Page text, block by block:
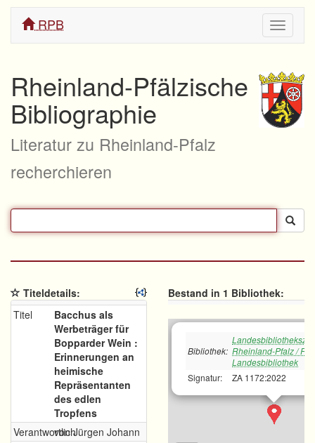
ein/
RPB
Rheinland-Pfälzische
Bibliographie
Literatur zu Rheinland-Pfalz
recherchieren
Titeldetails:
Titel
Bacchus als
Werbeträger für
Bopparder Wein :
Erinnerungen an
heimische
Repräsentanten
des edlen
Tropfens
Verantwortlichvon Jürgen Johann
Bestand in 1 Bibliothek:
Bibliothek: Rheinland-Pfalz /
Landesbibliothek
Signatur:
ZA 1172:2022